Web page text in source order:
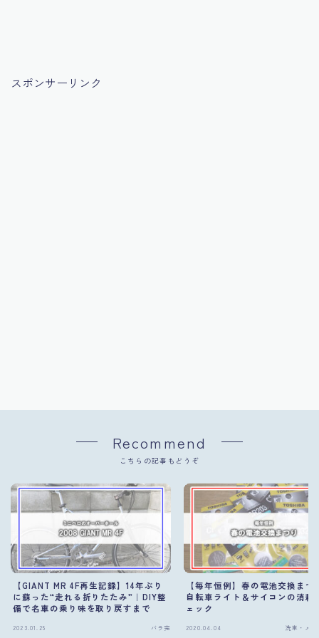
スポンサーリンク
Recommend
こちらの記事もどうぞ
【GIANT MR 4F再生記録】14年ぶり
に蘇った“走れる折りたたみ”｜DIY整
備で名車の乗り味を取り戻すまで
2023.01.25 バラ完
【毎年恒例】春の電池交換まつ
自転車ライト＆サイコンの消耗
ェック
2020.04.04 洗車・メン